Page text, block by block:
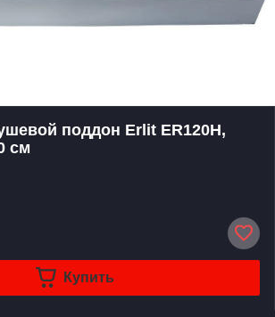
поддон Erlit ER120H,
см
Купить